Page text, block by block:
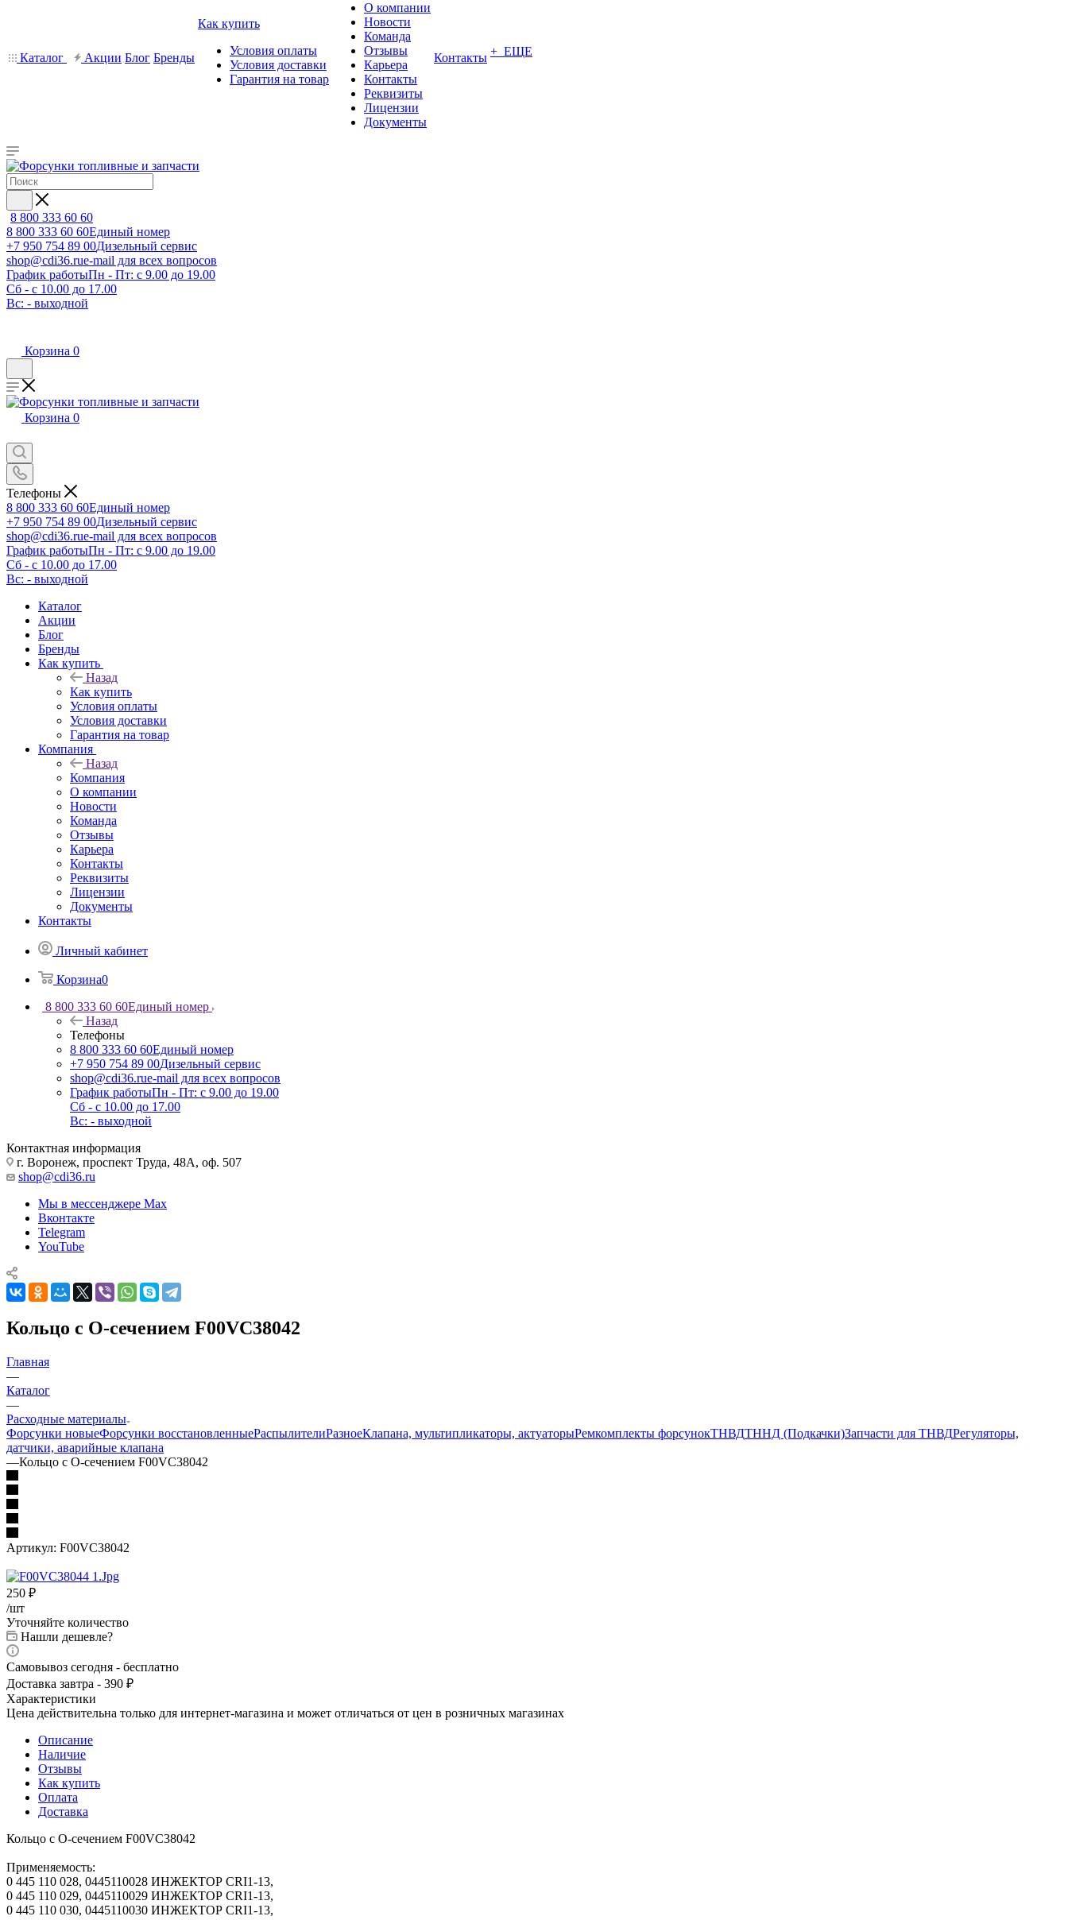
Каталог Акции Блог Бренды
Как купить
Условия оплаты
Условия доставки
Гарантия на товар
О компании
Новости
Команда
Отзывы
Карьера
Контакты
Реквизиты
Лицензии
Документы
Контакты + ЕЩЕ
8 800 333 60 60
8 800 333 60 60Единый номер
+7 950 754 89 00Дизельный сервис
shop@cdi36.rue-mail для всех вопросов
График работыПн - Пт: с 9.00 до 19.00
Сб - с 10.00 до 17.00
Вс: - выходной
Корзина 0
Корзина 0
Телефоны
8 800 333 60 60Единый номер
+7 950 754 89 00Дизельный сервис
shop@cdi36.rue-mail для всех вопросов
График работыПн - Пт: с 9.00 до 19.00
Сб - с 10.00 до 17.00
Вс: - выходной
Каталог
Акции
Блог
Бренды
Как купить
Назад
Как купить
Условия оплаты
Условия доставки
Гарантия на товар
Компания
Назад
Компания
О компании
Новости
Команда
Отзывы
Карьера
Контакты
Реквизиты
Лицензии
Документы
Контакты
Личный кабинет
Корзина0
8 800 333 60 60Единый номер
Назад
Телефоны
8 800 333 60 60Единый номер
+7 950 754 89 00Дизельный сервис
shop@cdi36.rue-mail для всех вопросов
График работыПн - Пт: с 9.00 до 19.00
Сб - с 10.00 до 17.00
Вс: - выходной
Контактная информация
г. Воронеж, проспект Труда, 48А, оф. 507
shop@cdi36.ru
Мы в мессенджере Max
Вконтакте
Telegram
YouTube
Кольцо с О-сечением F00VC38042
Главная
—
Каталог
—
Расходные материалы
Форсунки новыеФорсунки восстановленныеРаспылителиРазноеКлапана, мультипликаторы, актуаторыРемкомплекты форсунокТНВДТННД (Подкачки)Запчасти для ТНВДРегуляторы,
датчики, аварийные клапана
—Кольцо с О-сечением F00VC38042
Артикул: F00VC38042
250 ₽
/шт
Уточняйте количество
Нашли дешевле?
Самовывоз сегодня - бесплатно
Доставка завтра - 390 ₽
Характеристики
Цена действительна только для интернет-магазина и может отличаться от цен в розничных магазинах
Описание
Наличие
Отзывы
Как купить
Оплата
Доставка
Кольцо с О-сечением F00VC38042
Применяемость:
0 445 110 028, 0445110028 ИНЖЕКТОР CRI1-13,
0 445 110 029, 0445110029 ИНЖЕКТОР CRI1-13,
0 445 110 030, 0445110030 ИНЖЕКТОР CRI1-13,